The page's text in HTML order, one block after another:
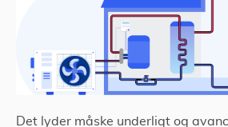
Det lyder måske underligt og